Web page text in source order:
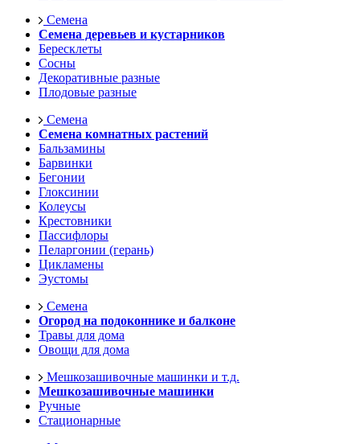
Семена
Семена деревьев и кустарников
Бересклеты
Сосны
Декоративные разные
Плодовые разные
Семена
Семена комнатных растений
Бальзамины
Барвинки
Бегонии
Глоксинии
Колеусы
Крестовники
Пассифлоры
Пеларгонии (герань)
Цикламены
Эустомы
Семена
Огород на подоконнике и балконе
Травы для дома
Овощи для дома
Мешкозашивочные машинки и т.д.
Мешкозашивочные машинки
Ручные
Стационарные